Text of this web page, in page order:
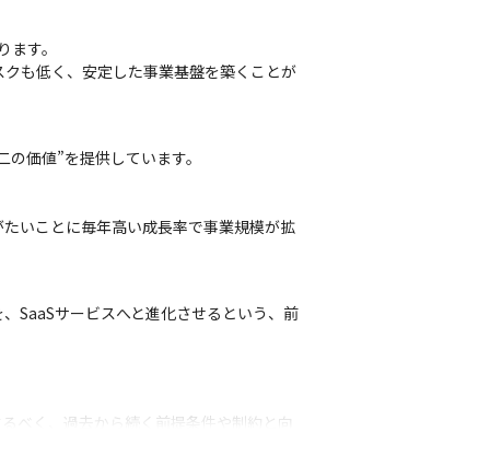
す。
も低く、安定した事業基盤を築くことが
価値”を提供しています。
いことに毎年高い成長率で事業規模が拡
SaaSサービスへと進化させるという、前
べく、過去から続く前提条件や制約と向